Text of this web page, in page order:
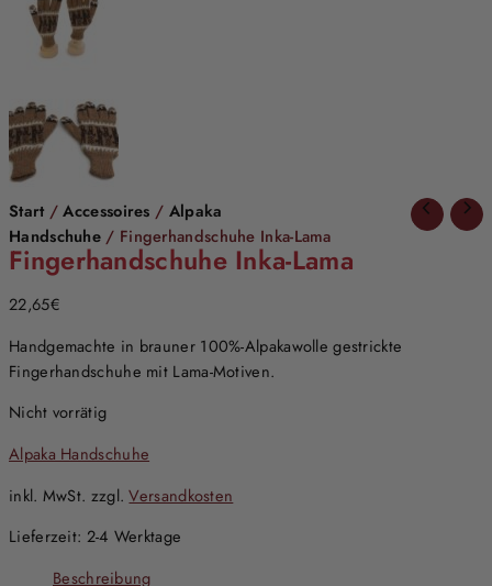
Start /Accessoires / Alpaka
Handschuhe / Fingerhandschuhe Inka-Lama
Fingerhandschuhe Inka-Lama
22,65€
Handgemachte in brauner 100%-Alpakawolle gestrickte
Fingerhandschuhe mit Lama-Motiven.
Nicht vorrätig
Alpaka Handschuhe
inkl. MwSt. zzgl.Versandkosten
Lieferzeit: 2-4 Werktage
Beschreibung